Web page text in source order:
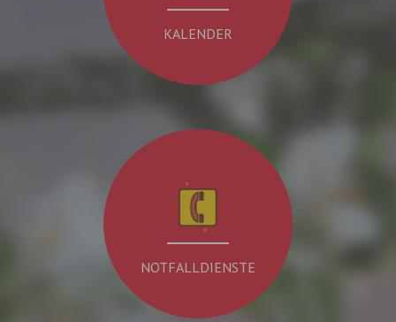
KALENDER
NOTFALLDIENSTE